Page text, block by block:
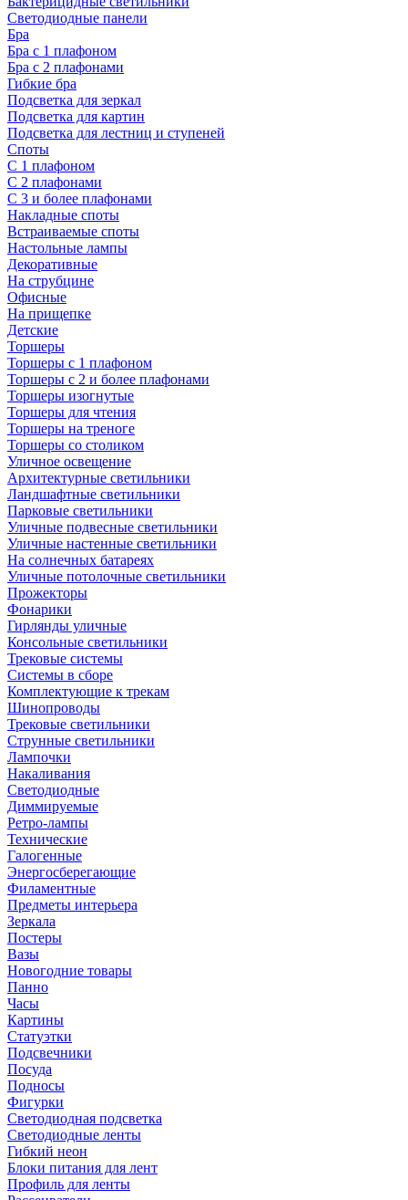
Светодиодные панели
Бра
Бра с 1 плафоном
Бра с 2 плафонами
Гибкие бра
Подсветка для зеркал
Подсветка для картин
Подсветка для лестниц и ступеней
Споты
С 1 плафоном
С 2 плафонами
С 3 и более плафонами
Накладные споты
Встраиваемые споты
Настольные лампы
Декоративные
На струбцине
Офисные
На прищепке
Детские
Торшеры
Торшеры с 1 плафоном
Торшеры с 2 и более плафонами
Торшеры изогнутые
Торшеры для чтения
Торшеры на треноге
Торшеры со столиком
Уличное освещение
Архитектурные светильники
Ландшафтные светильники
Парковые светильники
Уличные подвесные светильники
Уличные настенные светильники
На солнечных батареях
Уличные потолочные светильники
Прожекторы
Фонарики
Гирлянды уличные
Консольные светильники
Трековые системы
Системы в сборе
Комплектующие к трекам
Шинопроводы
Трековые светильники
Струнные светильники
Лампочки
Накаливания
Светодиодные
Диммируемые
Ретро-лампы
Технические
Галогенные
Энергосберегающие
Филаментные
Предметы интерьера
Зеркала
Постеры
Вазы
Новогодние товары
Панно
Часы
Картины
Статуэтки
Подсвечники
Посуда
Подносы
Фигурки
Светодиодная подсветка
Светодиодные ленты
Гибкий неон
Блоки питания для лент
Профиль для ленты